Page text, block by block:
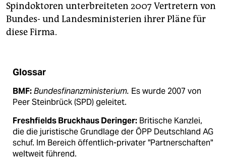
Spindoktoren unterbreiteten 2007 Vertretern von
Bundes- und Landesministerien ihrer Pläne für
diese Firma.
Glossar
BMF:Bundesfinanzministerium. Es wurde 2007 von
Peer Steinbrück (SPD) geleitet.
Freshfields Bruckhaus Deringer: Britische Kanzlei,
die die juristische Grundlage der ÖPP Deutschland AG
schuf. Im Bereich öffentlich-privater "Partnerschaften"
weltweit führend.